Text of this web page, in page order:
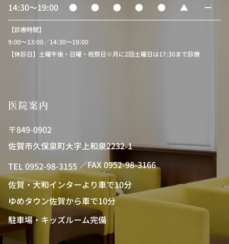
14:30〜19:00
● ● ● ● ● ▲ ー
【診療時間】
9:00〜13:00／14:30〜19:00
【休診日】土曜午後・日曜・祝祭日※月に2回土曜日は17:30まで診療
医院案内
〒849-0902
佐賀市久保泉町大字上和泉2232-1
TEL 0952-98-3155／FAX 0952-98-3166
佐賀・大和インターより車で10分
ゆめタウン佐賀から車で10分
駐車場・キッズルーム完備